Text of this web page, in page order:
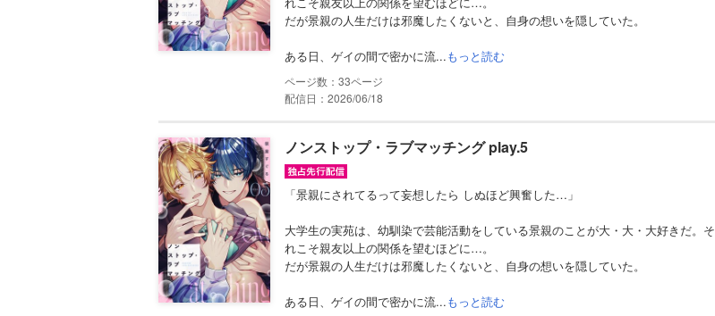
だが景親の人生だけは邪魔したくないと、自身の想いを隠していた。
ある日、ゲイの間で密かに流...もっと読む
33
配信日：2026/06/18
ノンストップ・ラブマッチング play.5
「景親にされてるって妄想したら しぬほど興奮した…」
大学生の実苑は、幼馴染で芸能活動をしている景親のことが大・大・大好きだ。そ
れこそ親友以上の関係を望むほどに…。
だが景親の人生だけは邪魔したくないと、自身の想いを隠していた。
ある日、ゲイの間で密かに流...もっと読む